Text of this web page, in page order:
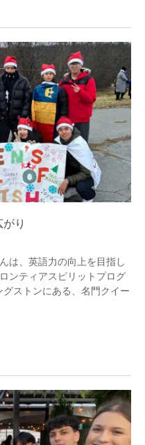
り
は、英語力の向上を目指し
ンティアスピリットプログ
ストンにある、名門クイー